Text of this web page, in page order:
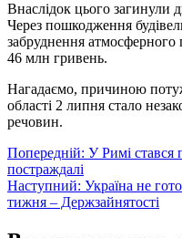
Внаслідок цього загинули
Через пошкодження
забруднення атмосферного
46 млн гривень.
Нагадаємо, причиною
області 2 липня стало
речовин.
Навігація
записів
Попередній: У Римі
постраждалі
Наступний: Україна не
тижня – Держзайнятості